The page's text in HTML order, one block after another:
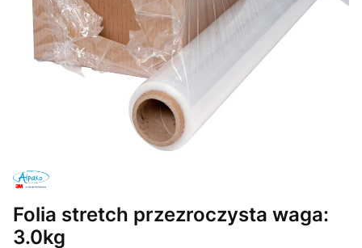
Folia stretch przezroczysta waga:
3.0kg